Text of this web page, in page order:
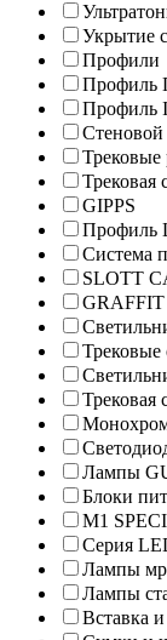
Укрытие
Профили
Профиль
Профиль
Трековая
GIPPS
Профиль
Система
SLOTT
GRAFFIT
Трековые
Трековая
Лампы
Блоки
M1
Серия
Лампы
Лампы
Вставка и